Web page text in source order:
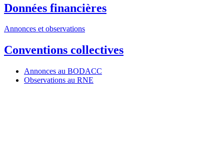
Données financières
Annonces et observations
Conventions collectives
Annonces au BODACC
Observations au RNE